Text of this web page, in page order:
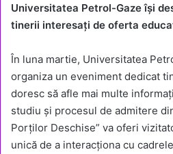
Universitatea Petrol-Gaze își
tinerii interesați de oferta
În luna martie, Universitatea
organiza un eveniment dedicat
doresc să afle mai multe
studiu și procesul de admitere
Porților Deschise” va oferi
unică de a interacționa cu